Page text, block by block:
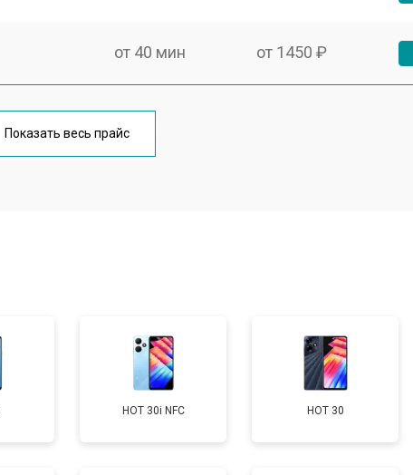
от 40 мин от 1450 ₽
от 70 мин
от 60 мин от 1400 ₽
Показать весь прайс
HOT 30i NFC HOT 30